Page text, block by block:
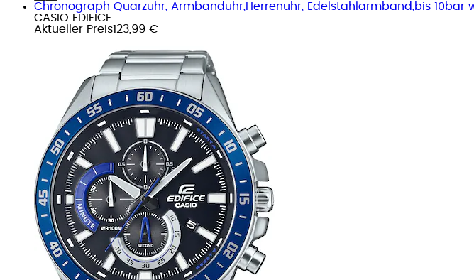
Chronograph Quarzuhr, Armbanduhr,Herrenuhr, Edelstahlarmband,bis 10bar
CASIO EDIFICE
Aktueller Preis123,99 €